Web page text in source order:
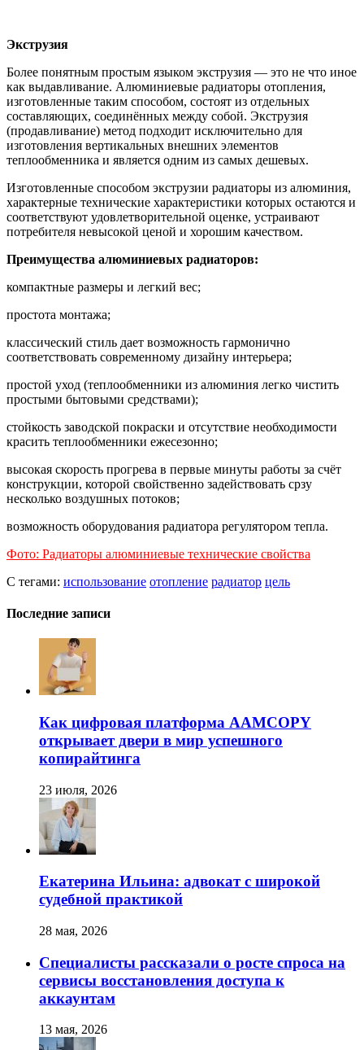
Экструзия
Более понятным простым языком экструзия — это не что иное
как выдавливание. Алюминиевые радиаторы отопления,
изготовленные таким способом, состоят из отдельных
составляющих, соединённых между собой. Экструзия
(продавливание) метод подходит исключительно для
изготовления вертикальных внешних элементов
теплообменника и является одним из самых дешевых.
Изготовленные способом экструзии радиаторы из алюминия,
характерные технические характеристики которых остаются и
соответствуют удовлетворительной оценке, устраивают
потребителя невысокой ценой и хорошим качеством.
Преимущества алюминиевых радиаторов:
компактные размеры и легкий вес;
простота монтажа;
классический стиль дает возможность гармонично
соответствовать современному дизайну интерьера;
простой уход (теплообменники из алюминия легко чистить
простыми бытовыми средствами);
стойкость заводской покраски и отсутствие необходимости
красить теплообменники ежесезонно;
высокая скорость прогрева в первые минуты работы за счёт
конструкции, которой свойственно задействовать срзу
несколько воздушных потоков;
возможность оборудования радиатора регулятором тепла.
Фото: Радиаторы алюминиевые технические свойства
С тегами: использование отопление радиатор цель
Последние записи
Как цифровая платформа AAMCOPY
открывает двери в мир успешного
копирайтинга
23 июля, 2026
Екатерина Ильина: адвокат с широкой
судебной практикой
28 мая, 2026
Специалисты рассказали о росте спроса на
сервисы восстановления доступа к
аккаунтам
13 мая, 2026